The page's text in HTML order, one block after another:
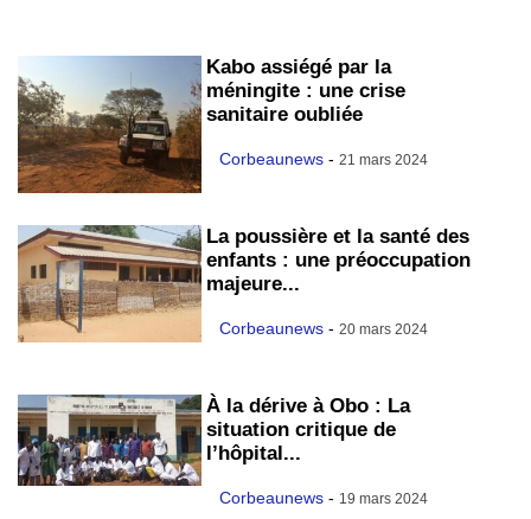
Kabo assiégé par la
méningite : une crise
sanitaire oubliée
Corbeaunews - 21 mars 2024
La poussière et la santé des
enfants : une préoccupation
majeure...
Corbeaunews - 20 mars 2024
À la dérive à Obo : La
situation critique de
l’hôpital...
Corbeaunews - 19 mars 2024